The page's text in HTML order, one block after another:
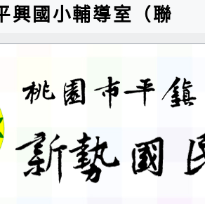
興國小輔導室（聯